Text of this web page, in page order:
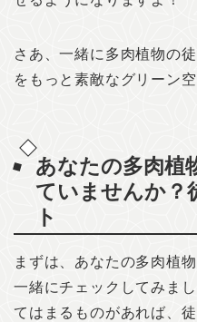
さあ、一緒に多肉植物の
をもっと素敵なグリーン
あなたの多肉植
ていませんか？
ト
まずは、あなたの多肉植
一緒にチェックしてみま
てはまるものがあれば、